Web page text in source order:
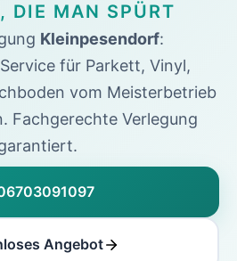
DIE MAN SPÜRT
Kleinpesendorf:
für Parkett, Vinyl,
vom Meisterbetrieb
Fachgerechte Verlegung
Angebot